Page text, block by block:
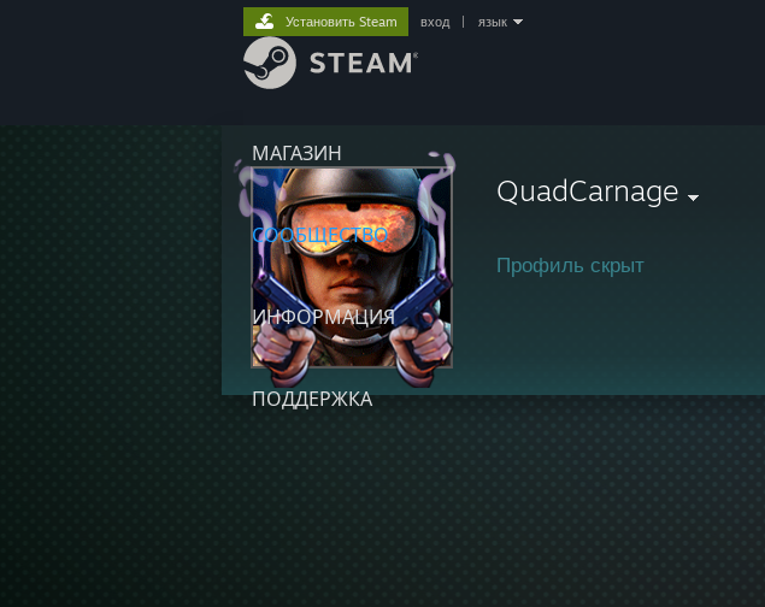
МАГАЗИН
СООБЩЕСТВО
ИНФОРМАЦИЯ
ПОДДЕРЖКА
Установить Steam вход язык
QuadCarnage
Профиль скрыт